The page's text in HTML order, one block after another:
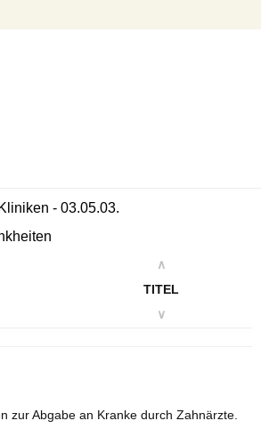
- 03.05.03.
∧
TITEL
∨
zur Abgabe an Kranke durch Zahnärzte.